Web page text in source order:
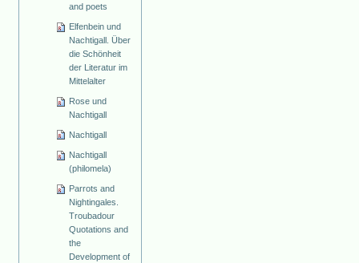
and poets
Elfenbein und
Nachtigall. Über
die Schönheit
der Literatur im
Mittelalter
Rose und
Nachtigall
Nachtigall
Nachtigall
(philomela)
Parrots and
Nightingales.
Troubadour
Quotations and
the
Development of